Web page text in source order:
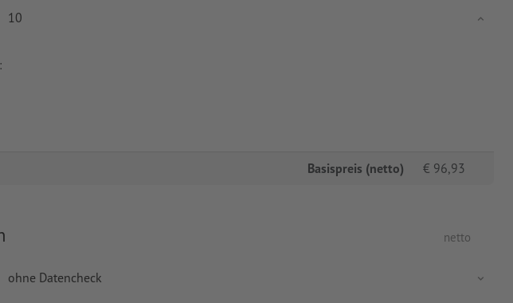
10
Basispreis (netto) € 96,93
netto
ohne Datencheck